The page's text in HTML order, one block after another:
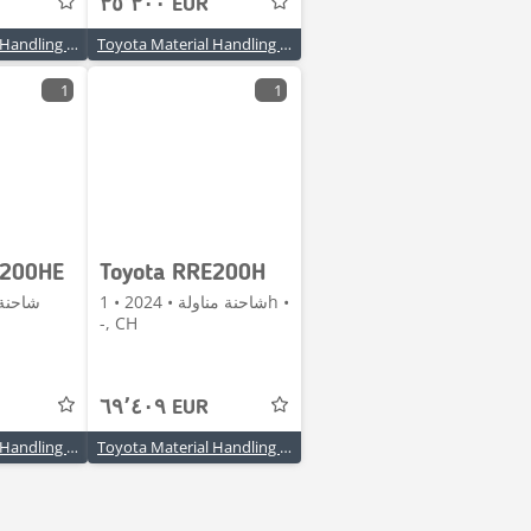
Toyota Material Handling Deutschland GmbH
٣٥٬٣٠٠ EUR
Toyota Material Handling Deutschland GmbH
1
Toyota Material Handling Schweiz AG
1
Toyota RRE200H
شاحنة مناولة • 2024 • 1h •
-, CH
٦٩٬٤٠٩ EUR
Toyota Material Handling Schweiz AG